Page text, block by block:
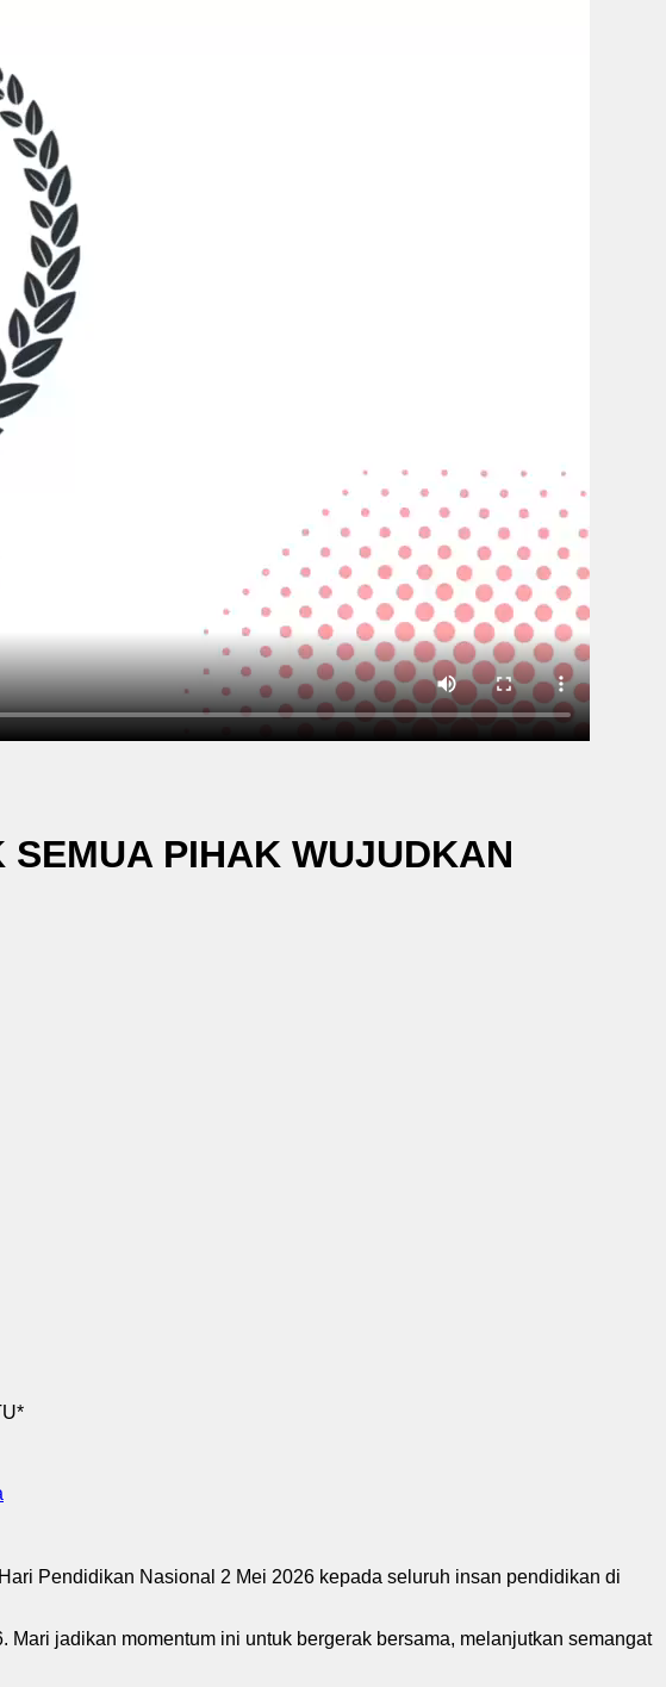
PIHAK WUJUDKAN
Pendidikan Nasional 2 Mei 2026 kepada seluruh insan pendidikan di
jadikan momentum ini untuk bergerak bersama, melanjutkan semangat